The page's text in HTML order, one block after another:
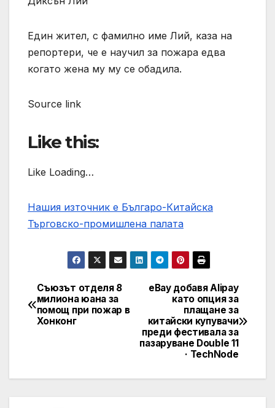
Един жител, с фамилно име Лий, каза на
репортери, че е научил за пожара едва
когато жена му му се обадила.
Source link
Like this:
Like Loading…
Нашия източник е Българо-Китайска
Търговско-промишлена палaта
Post
navigation
eBay добавя Alipay
като опция за
плащане за
китайски купувачи
преди фестивала за
пазаруване Double 11
· TechNode
Съюзът отделя 8
милиона юана за
помощ при пожар в
Хонконг